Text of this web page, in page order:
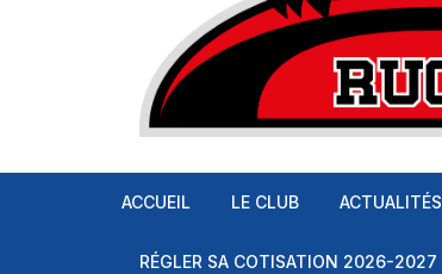
ACCUEIL LE CLUB ACTUALITÉS
RÉGLER SA COTISATION 2026-2027